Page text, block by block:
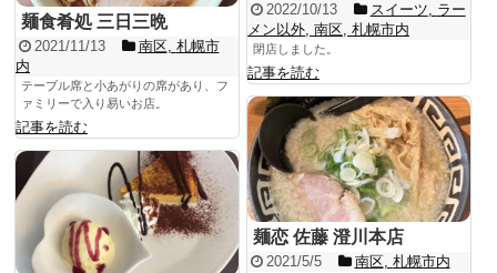
2022/10/13 スイーツ, ラー
メン以外, 南区, 札幌市内
閉店しました。
記事を読む
麺食肴処 三日三晩
2021/11/13 南区, 札幌市
内
テーブル席と小あがりの席があり、フ
ァミリーで入り易いお店。
記事を読む
麺恋 佐藤 澄川本店
2021/5/5 南区, 札幌市内